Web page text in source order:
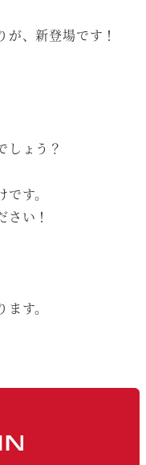
、新登場です！
しょう？
す。
い！
す。